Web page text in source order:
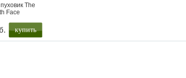
The
Face
купить